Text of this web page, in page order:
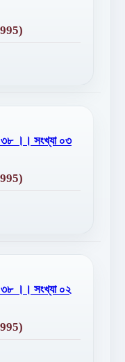
৩৮ ।। সংখ্যা ০৩
৩৮ ।। সংখ্যা ০২